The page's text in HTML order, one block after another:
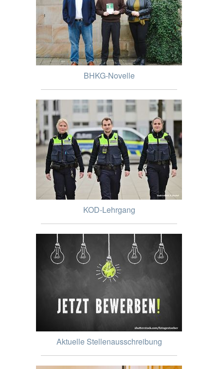
BHKG-Novelle
KOD-Lehrgang
Aktuelle Stellenausschreibung